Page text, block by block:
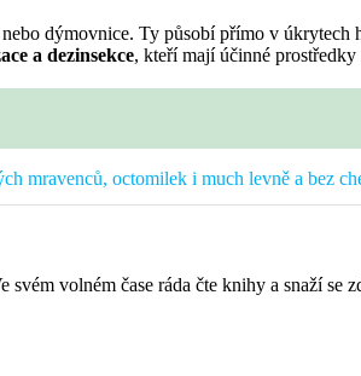
dýmovnice. Ty působí přímo v
a dezinsekce, kteří mají účinné
mravenců, octomilek i much levně a bez
volném čase ráda čte knihy a snaží se